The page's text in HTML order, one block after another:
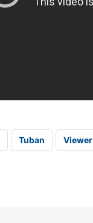
Tuban Viewer